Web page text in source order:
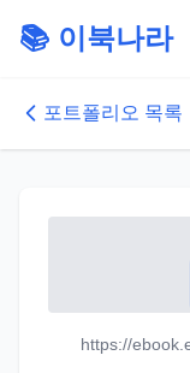
📚 이북나라
포트폴리오 목록
https://